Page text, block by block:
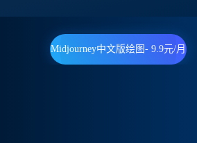
Midjourney中文版绘图- 9.9元/月